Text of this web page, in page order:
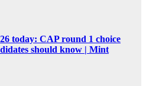
today: CAP round 1 choice
should know | Mint